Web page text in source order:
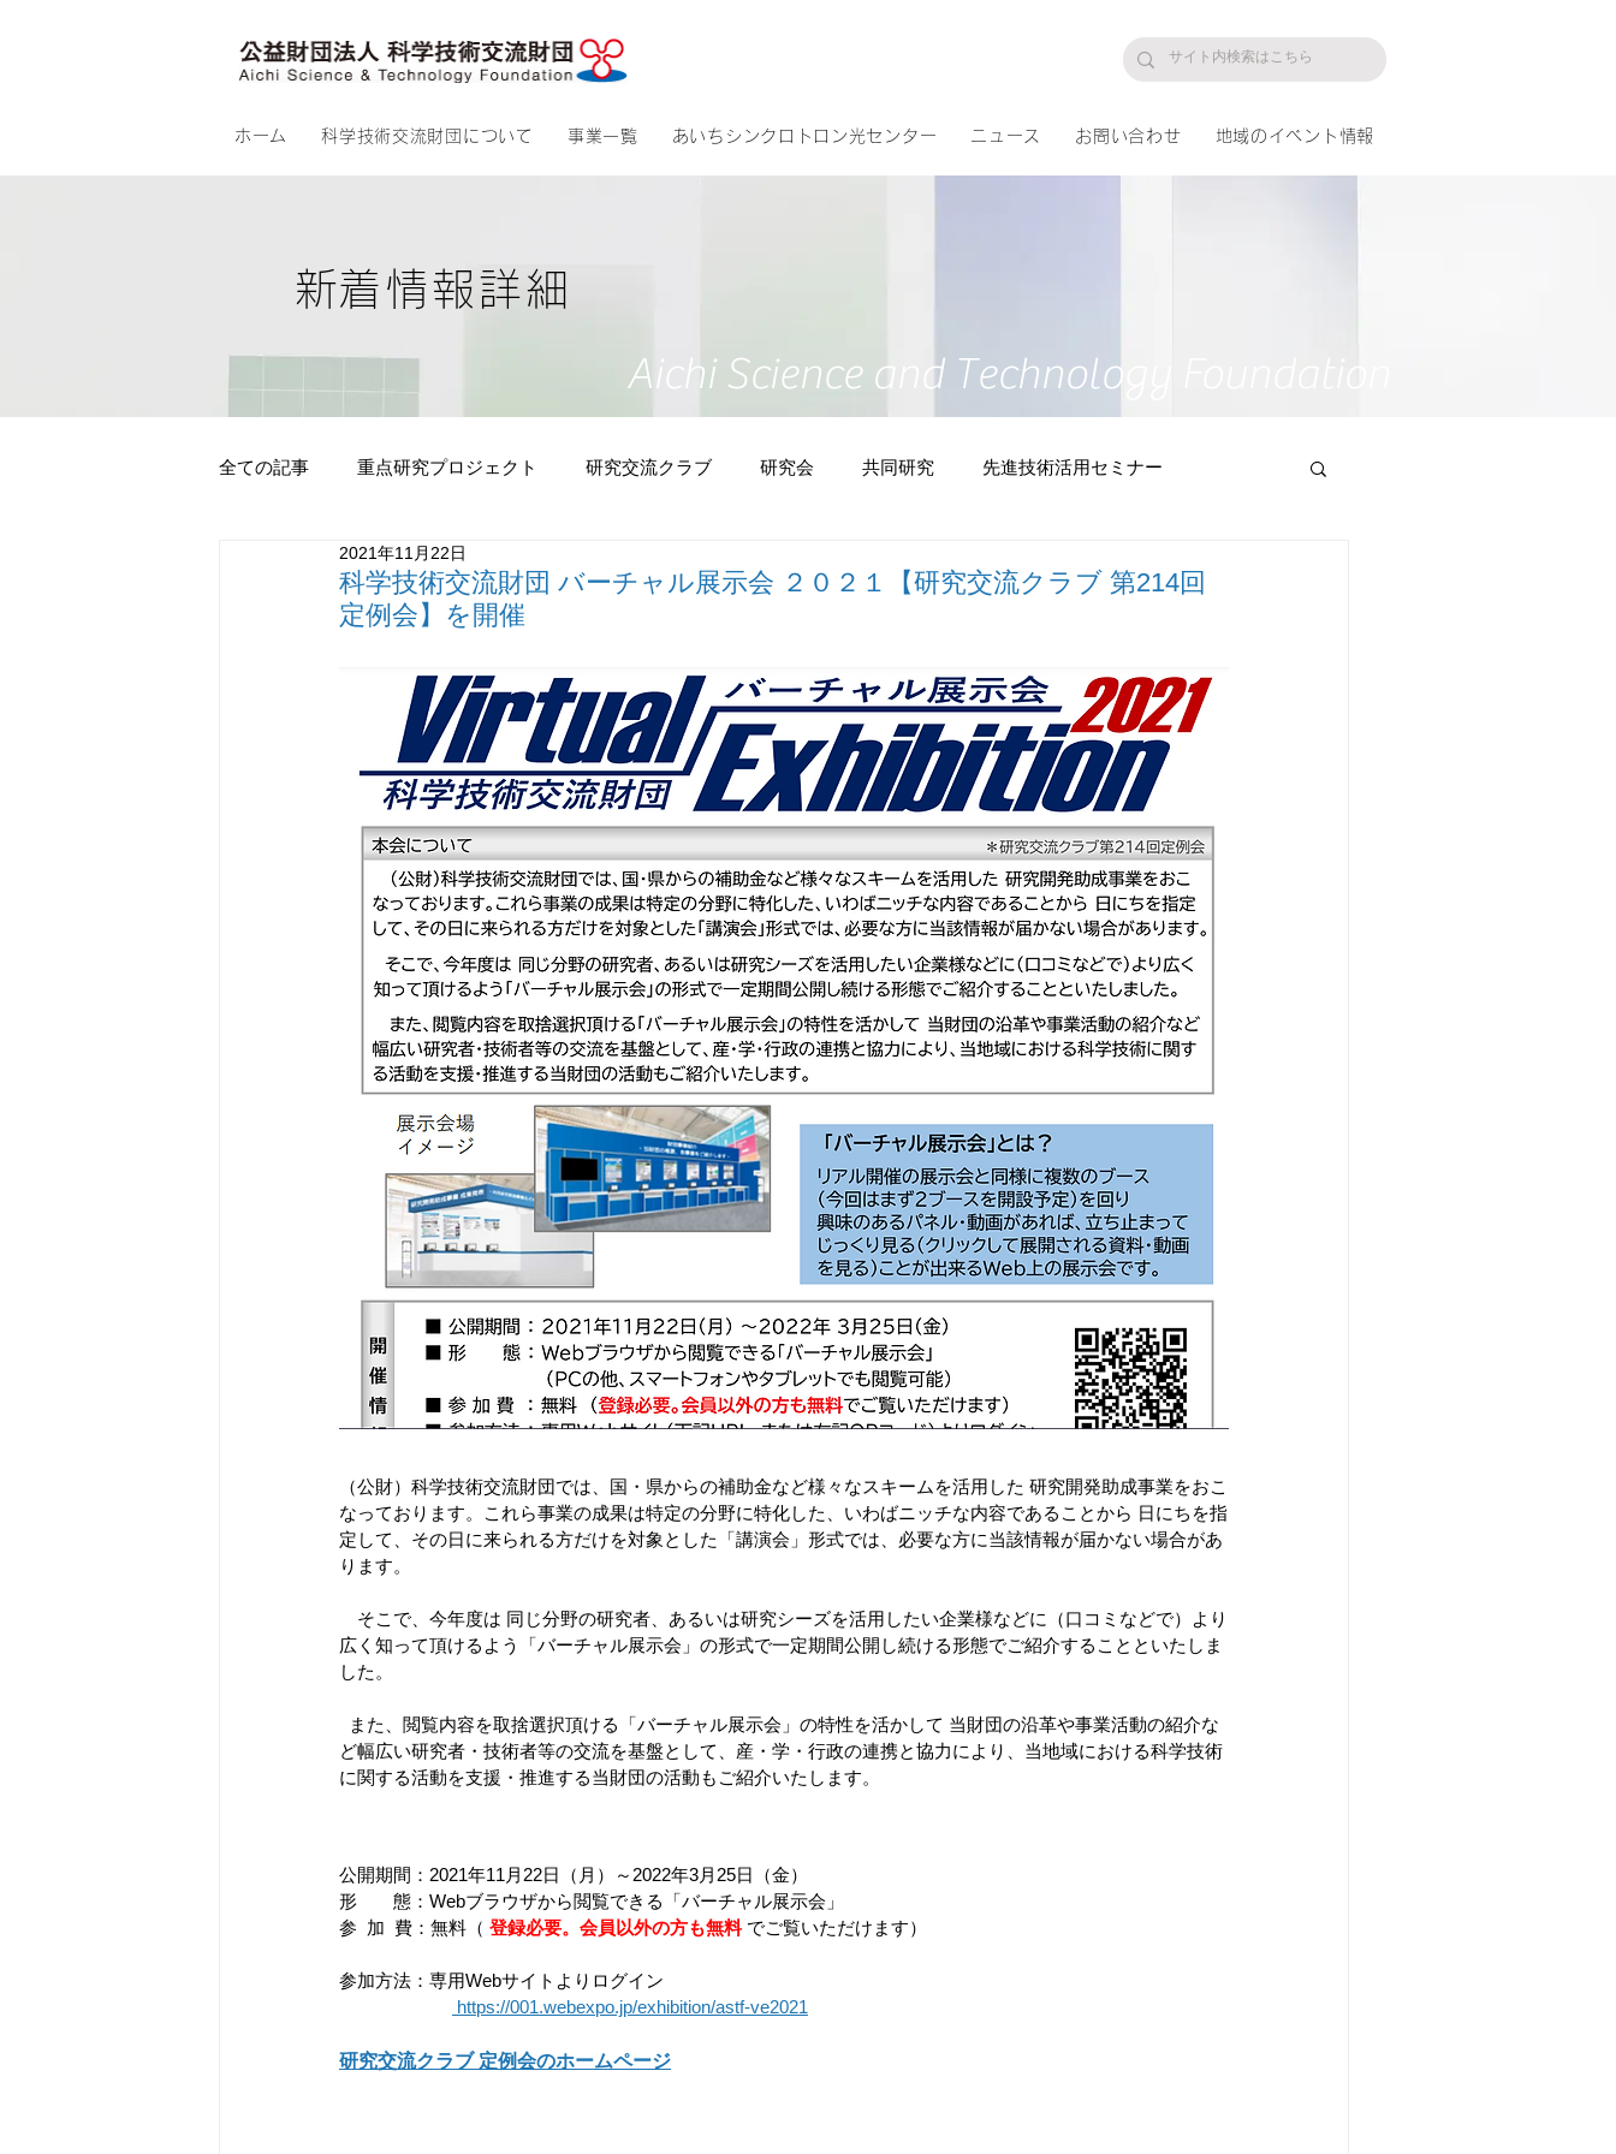
ホーム 科学技術交流財団について 事業一覧 あいちシンクロトロン光センター ニュース お問い合わせ 地域のイベント情報
Aichi Science and Technology Foundation
​新着情報詳細
全ての記事 重点研究プロジェクト 研究交流クラブ 研究会 共同研究 先進技術活用セミナー
MOT研修 デジタル
科学技術交流財団 バーチャル展示会 ２０２１【研究交流クラブ 第214回
定例会】を開催
2021年11月22日
（公財）科学技術交流財団では、国・県からの補助金など様々なスキームを活用した 研究開発助成事業をおこ
なっております。これら事業の成果は特定の分野に特化した、いわばニッチな内容であることから 日にちを指
定して、その日に来られる方だけを対象とした「講演会」形式では、必要な方に当該情報が届かない場合があ
ります。
そこで、今年度は 同じ分野の研究者、あるいは研究シーズを活用したい企業様などに（口コミなどで）より
広く知って頂けるよう「バーチャル展示会」の形式で一定期間公開し続ける形態でご紹介することといたしま
した。
ど幅広い研究者・技術者等の交流を基盤として、産・学・行政の連携と協力により、当地域における科学技術
に関する活動を支援・推進する当財団の活動もご紹介いたします。
公開期間：2021年11月22日（月）～2022年3月25日（金）
形　　態：Webブラウザから閲覧できる「バーチャル展示会」
参  加  費：無料（ 登録必要。会員以外の方も無料 でご覧いただけます）
参加方法：専用Webサイトよりログイン
https://001.webexpo.jp/exhibition/astf-ve2021
研究交流クラブ 定例会のホームページ